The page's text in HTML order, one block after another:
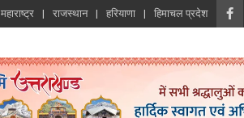
महाराष्ट्र राजस्थान हरियाणा हिमाचल प्रदेश